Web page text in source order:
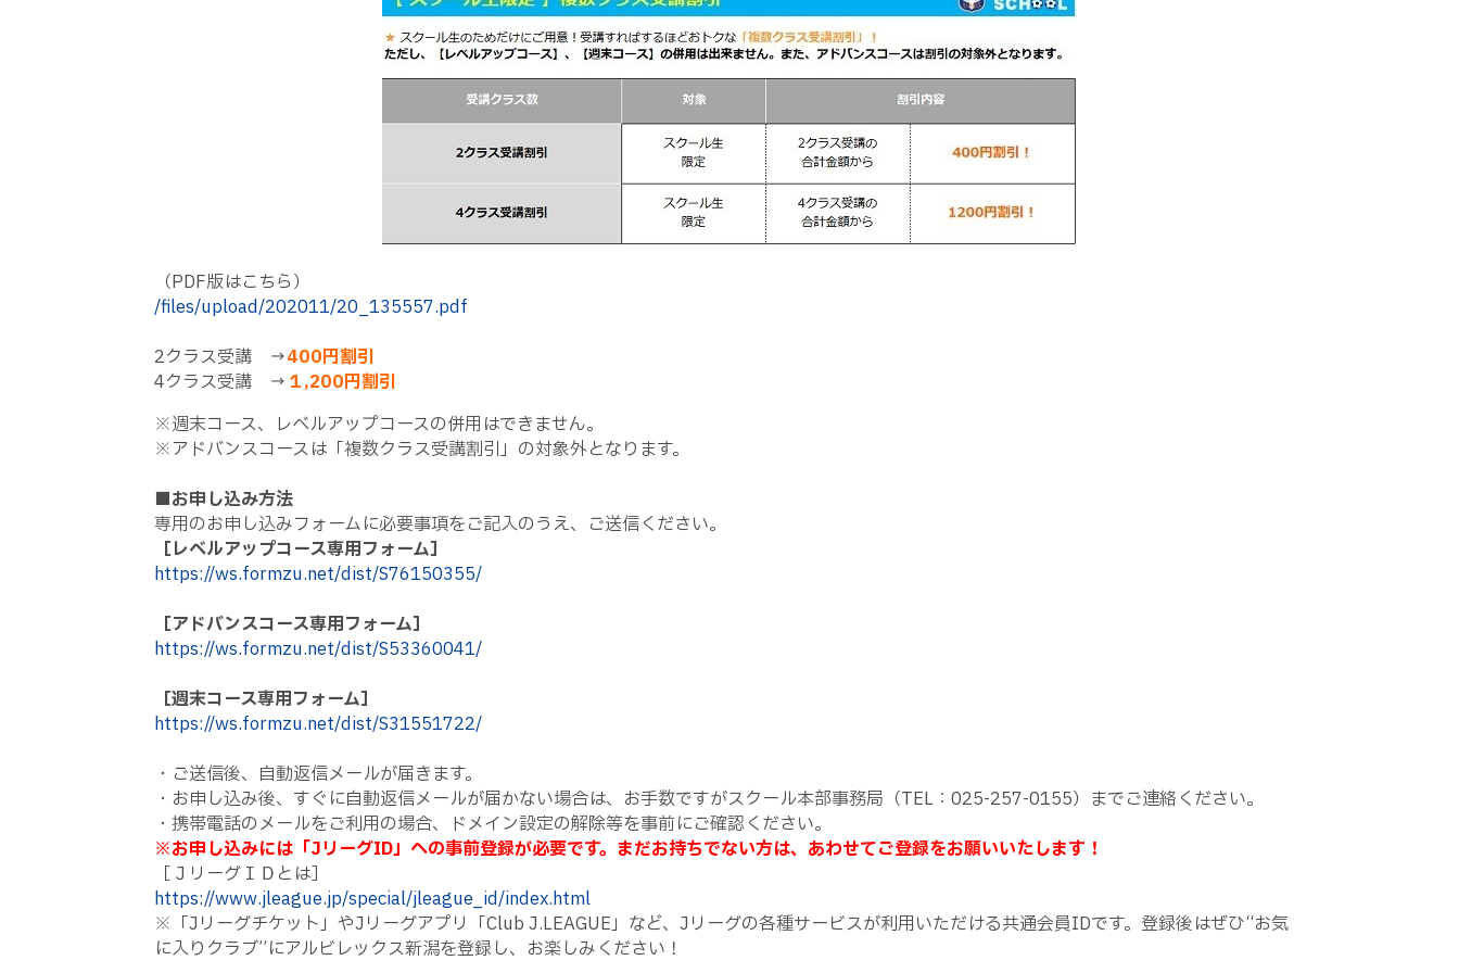
（PDF版はこちら）
/files/upload/202011/20_135557.pdf
2クラス受講 →400円割引
4クラス受講 → １,200円割引
※週末コース、レベルアップコースの併用はできません。
※アドバンスコースは「複数クラス受講割引」の対象外となります。
■お申し込み方法
専用のお申し込みフォームに必要事項をご記入のうえ、ご送信ください。
［レベルアップコース専用フォーム］
https://ws.formzu.net/dist/S76150355/
［アドバンスコース専用フォーム］
https://ws.formzu.net/dist/S53360041/
［週末コース専用フォーム］
https://ws.formzu.net/dist/S31551722/
・ご送信後、自動返信メールが届きます。
・お申し込み後、すぐに自動返信メールが届かない場合は、お手数ですがスクール本部事務局（TEL ： 025-257-0155）までご連絡ください。
・携帯電話のメールをご利用の場合、ドメイン設定の解除等を事前にご確認ください。
※お申し込みには 「JリーグID」 への事前登録が必要です。まだお持ちでない方は、あわせてご登録をお願いいたします！
［ＪリーグＩＤとは］
https://www.jleague.jp/special/jleague_id/index.html
※「J リーグチケット」やJ リーグアプリ「Club J.LEAGUE」など、 J リーグの各種サービスが利用いただける共通会員IDです。登録後はぜひ“お気
に入りクラブ”にアルビレックス新潟を登録し、お楽しみください！